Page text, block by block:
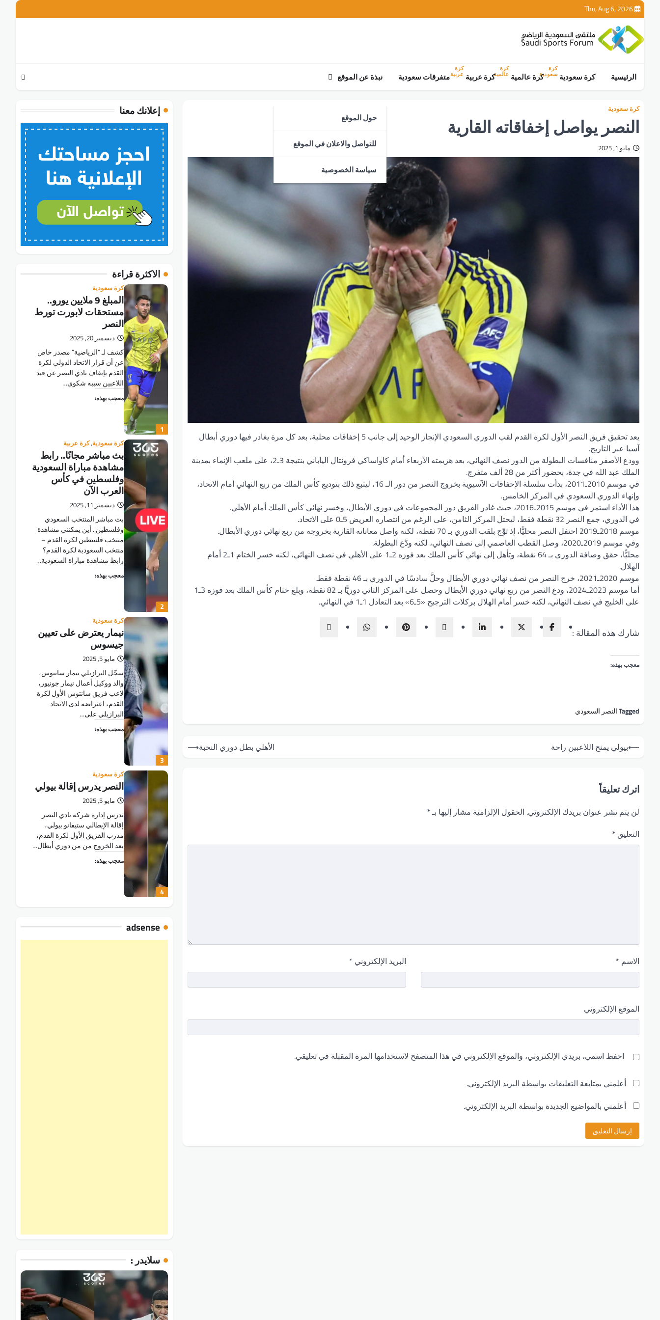
content
Thu, Aug 6, 2026
الرئيسية كرة سعودية
كرة
سعوديةكرة عالمية
كرة
عالميةكرة عربية
كرة
عربيةمتفرقات سعودية نبذة عن الموقع
حول الموقع
للتواصل والاعلان في الموقع
سياسة الخصوصية
كرة سعودية
النصر يواصل إخفاقاته القارية
مايو 1, 2025
يعد تحقيق فريق النصر الأول لكرة القدم لقب الدوري السعودي الإنجاز الوحيد إلى جانب 5 إخفاقات محلية، بعد كل مرة يغادر فيها دوري أبطال
آسيا عبر التاريخ.
وودع الأصفر منافسات البطولة من الدور نصف النهائي، بعد هزيمته الأربعاء أمام كاواساكي فرونتال الياباني بنتيجة 3ـ2، على ملعب الإنماء بمدينة
الملك عبد الله في جدة، بحضور أكثر من 28 ألف متفرج.
في موسم 2010ـ2011، بدأت سلسلة الإخفاقات الآسيوية بخروج النصر من دور الـ 16، ليتبع ذلك بتوديع كأس الملك من ربع النهائي أمام الاتحاد،
وإنهاء الدوري السعودي في المركز الخامس.
هذا الأداء استمر في موسم 2015ـ2016، حيث غادر الفريق دور المجموعات في دوري الأبطال، وخسر نهائي كأس الملك أمام الأهلي.
في الدوري، جمع النصر 32 نقطة فقط، ليحتل المركز الثامن، على الرغم من انتصاره العريض 5ـ0 على الاتحاد.
موسم 2018ـ2019 احتفل النصر محليًّا، إذ توِّج بلقب الدوري بـ 70 نقطة، لكنه واصل معاناته القارية بخروجه من ربع نهائي دوري الأبطال.
وفي موسم 2019ـ2020، وصل القطب العاصمي إلى نصف النهائي، لكنه ودَّع البطولة.
محليًّا، حقق وصافة الدوري بـ 64 نقطة، وتأهل إلى نهائي كأس الملك بعد فوزه 2ـ1 على الأهلي في نصف النهائي، لكنه خسر الختام 1ـ2 أمام
الهلال.
موسم 2020ـ2021، خرج النصر من نصف نهائي دوري الأبطال وحلَّ سادسًا في الدوري بـ 46 نقطة فقط.
أما موسم 2023ـ2024، ودع النصر من ربع نهائي دوري الأبطال وحصل على المركز الثاني دوريًّا بـ 82 نقطة، وبلغ ختام كأس الملك بعد فوزه 3ـ1
على الخليج في نصف النهائي، لكنه خسر أمام الهلال بركلات الترجيح «5ـ6» بعد التعادل 1ـ1 في النهائي.
شارك هذه المقالة :
معجب بهذه:
Taggedالنصر السعودي
تصفّح
المقالات
⟵بيولي يمنح اللاعبين راحة الأهلي بطل دوري النخبة⟶
اترك تعليقاً
لن يتم نشر عنوان بريدك الإلكتروني. الحقول الإلزامية مشار إليها بـ*
التعليق *
الاسم * البريد الإلكتروني *
الموقع الإلكتروني
احفظ اسمي، بريدي الإلكتروني، والموقع الإلكتروني في هذا المتصفح لاستخدامها المرة المقبلة في تعليقي.
أعلمني بمتابعة التعليقات بواسطة البريد الإلكتروني.
أعلمني بالمواضيع الجديدة بواسطة البريد الإلكتروني.
إعلانك معنا
الاكثرة قراءة
1
كرة سعودية
المبلغ 9 ملايين يورو..
مستحقات لابورت تورط
النصر
ديسمبر 20, 2025
كشف لـ “الرياضية” مصدر خاص
عن أن قرار الاتحاد الدولي لكرة
القدم بإيقاف نادي النصر عن قيد
اللاعبين سببه شكوى…
معجب بهذه:
2
كرة سعودية,كرة عربية
بث مباشر مجانًا.. رابط
مشاهدة مباراة السعودية
وفلسطين في كأس
العرب الآن
ديسمبر 11, 2025
بث مباشر المنتخب السعودي
وفلسطين.. أين يمكنني مشاهدة
‎‎منتخب فلسطين لكرة القدم –
منتخب السعودية لكرة القدم؟
رابط مشاهدة مباراة السعودية…
معجب بهذه:
3
كرة سعودية
نيمار يعترض على تعيين
جيسوس
مايو 5, 2025
سجّل البرازيلي نيمار سانتوس،
والد ووكيل أعمال نيمار جونيور،
لاعب فريق سانتوس الأول لكرة
القدم، اعتراضه لدى الاتحاد
البرازيلي على…
معجب بهذه:
4
كرة سعودية
النصر يدرس إقالة بيولي
مايو 5, 2025
تدرس إدارة شركة نادي النصر
إقالة الإيطالي ستيفانو بيولي،
مدرب الفريق الأول لكرة القدم،
بعد الخروج من من دوري أبطال…
معجب بهذه:
adsense
سلايدر :